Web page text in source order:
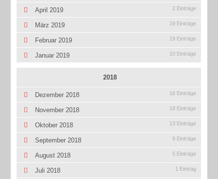
April 2019 2 Einträge
März 2019 19 Einträge
Februar 2019 19 Einträge
Januar 2019 10 Einträge
2018
Dezember 2018 16 Einträge
November 2018 18 Einträge
Oktober 2018 13 Einträge
September 2018 9 Einträge
August 2018 5 Einträge
Juli 2018 1 Eintrag